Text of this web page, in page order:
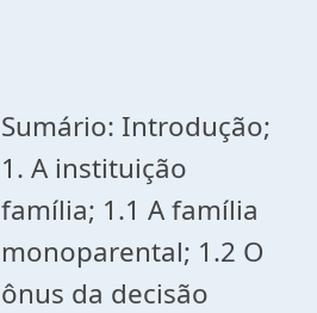
Sumário: Introdução;
1. A instituição
família; 1.1 A família
monoparental; 1.2 O
ônus da decisão